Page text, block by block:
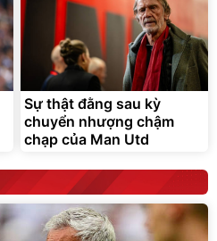
Sự thật đằng sau kỳ
chuyển nhượng chậm
chạp của Man Utd